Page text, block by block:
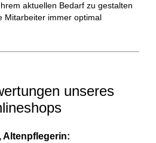
aktuellen Bedarf zu gestalten
Mitarbeiter immer optimal
unseres
Altenpflegerin: